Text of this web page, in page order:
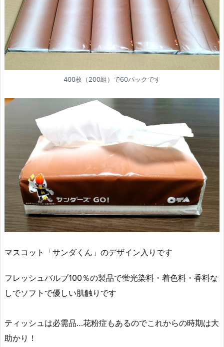
400枚（200組）で60パックです
マスコット「サンダくん」のデザイン入りです
フレッシュバルブ100％の製品で蛍光染料・着色料・香料な
しでソフトで優しい肌触りです
ティッシュは必需品…花粉症もあるのでこれからの時期は大
助かり！